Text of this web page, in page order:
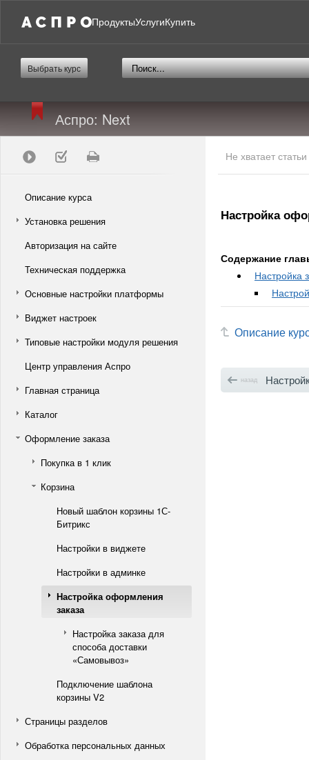
ПродуктыУслугиКупить
Выбрать курс
Аспро: Next
Описание курса
Установка решения
Авторизация на сайте
Техническая поддержка
Основные настройки платформы
Виджет настроек
Типовые настройки модуля решения
Центр управления Аспро
Главная страница
Каталог
Оформление заказа
Покупка в 1 клик
Корзина
Новый шаблон корзины 1С-
Битрикс
Настройки в виджете
Настройки в админке
Настройка оформления
заказа
Настройка заказа для
способа доставки
«Самовывоз»
Подключение шаблона
корзины V2
Страницы разделов
Обработка персональных данных
Не хватает
Настройка
Содержание
Настройка
Описание
назад